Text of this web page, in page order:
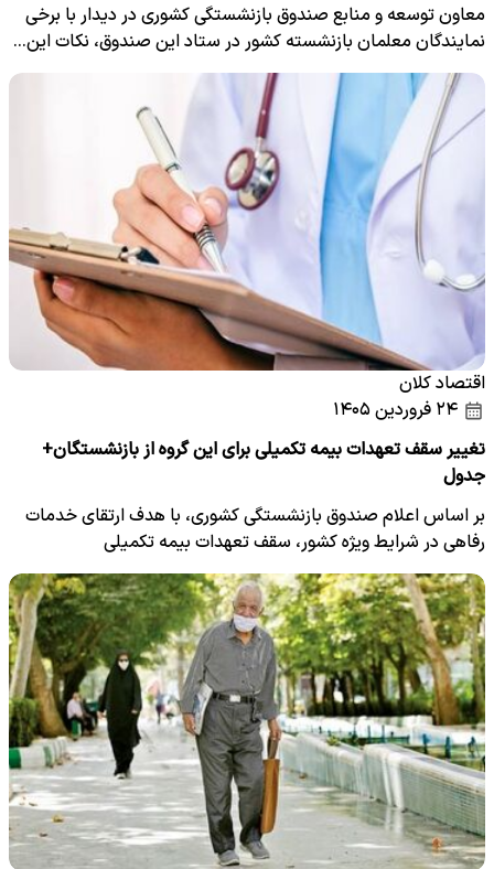
معاون توسعه و منابع صندوق بازنشستگی کشوری در دیدار با برخی
نمایندگان معلمان بازنشسته کشور در ستاد این صندوق، نکات این…
اقتصاد کلان
تغییر سقف تعهدات بیمه تکمیلی برای این گروه از بازنشستگان+
جدول
بر اساس اعلام صندوق بازنشستگی کشوری، با هدف ارتقای خدمات
رفاهی در شرایط ویژه کشور، سقف تعهدات بیمه تکمیلی
بازنشستگان…